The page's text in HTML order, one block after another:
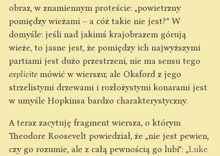
obraz, w znamiennym proteście: „powietrzny
pomiędzy wieżami – a cóż takie nie jest?” W
domyśle: jeśli nad jakimś krajobrazem górują
wieże, to jasne jest, że pomiędzy ich najwyższymi
partiami jest dużo przestrzeni, nie ma sensu tego
explicite mówić w wierszu; ale Oksford z jego
strzelistymi drzewami i rozłożystymi konarami jest
w umyśle Hopkinsa bardzo charakterystyczny.
A teraz zacytuję fragment wiersza, o którym
Theodore Roosevelt powiedział, że „nie jest pewien,
czy go rozumie, ale z całą pewnością go lubi”: „Luke